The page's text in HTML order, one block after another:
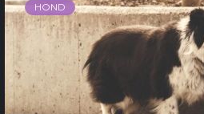
HOND